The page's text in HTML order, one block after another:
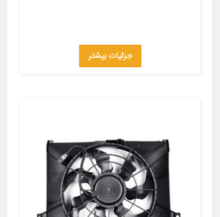
جزئیات بیشتر